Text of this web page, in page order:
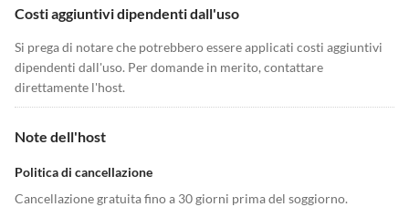
Costi aggiuntivi dipendenti dall'uso
Si prega di notare che potrebbero essere applicati costi aggiuntivi
dipendenti dall'uso. Per domande in merito, contattare
direttamente l'host.
Note dell'host
Politica di cancellazione
Cancellazione gratuita fino a 30 giorni prima del soggiorno.